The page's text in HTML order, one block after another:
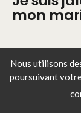
Nous utilisons
poursuivant
mon
Les articles